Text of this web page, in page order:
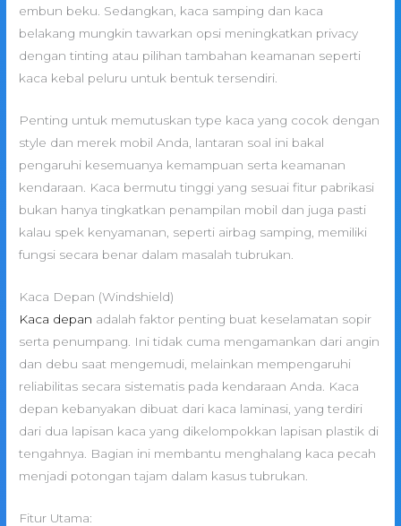
embun beku. Sedangkan, kaca samping dan kaca
belakang mungkin tawarkan opsi meningkatkan privacy
dengan tinting atau pilihan tambahan keamanan seperti
kaca kebal peluru untuk bentuk tersendiri.
Penting untuk memutuskan type kaca yang cocok dengan
style dan merek mobil Anda, lantaran soal ini bakal
pengaruhi kesemuanya kemampuan serta keamanan
kendaraan. Kaca bermutu tinggi yang sesuai fitur pabrikasi
bukan hanya tingkatkan penampilan mobil dan juga pasti
kalau spek kenyamanan, seperti airbag samping, memiliki
fungsi secara benar dalam masalah tubrukan.
Kaca Depan (Windshield)
Kaca depan adalah faktor penting buat keselamatan sopir
serta penumpang. Ini tidak cuma mengamankan dari angin
dan debu saat mengemudi, melainkan mempengaruhi
reliabilitas secara sistematis pada kendaraan Anda. Kaca
depan kebanyakan dibuat dari kaca laminasi, yang terdiri
dari dua lapisan kaca yang dikelompokkan lapisan plastik di
tengahnya. Bagian ini membantu menghalang kaca pecah
menjadi potongan tajam dalam kasus tubrukan.
Fitur Utama: